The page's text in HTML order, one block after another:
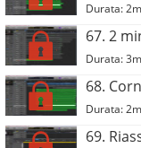
Durata:
67. 2
Durata:
68.
Durata:
69.